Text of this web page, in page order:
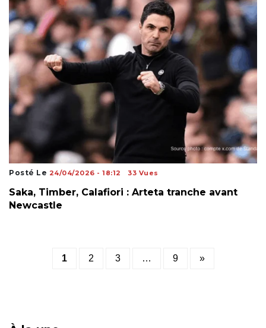
Posté Le 24/04/2026 - 18:12 33 Vues
Saka, Timber, Calafiori : Arteta tranche avant
Newcastle
Posts
1 2 3 … 9 »